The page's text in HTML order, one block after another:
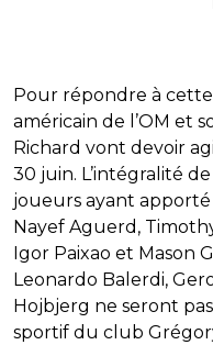
Pour répondre à
américain de l’OM et
Richard vont devoir
30 juin. L’intégralité
joueurs ayant apporté
Nayef Aguerd,
Igor Paixao et Mason
Leonardo Balerdi,
Hojbjerg ne seront
sportif du club